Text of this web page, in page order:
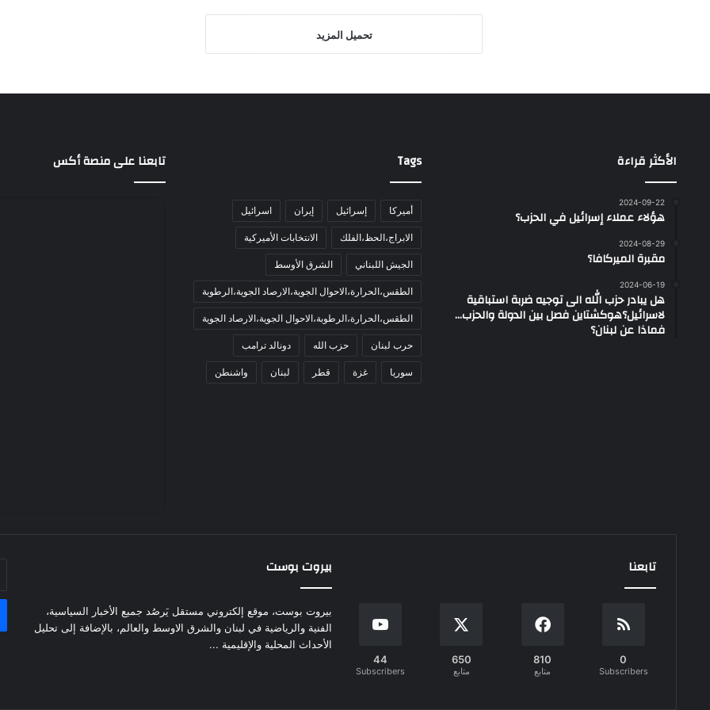
تحميل المزيد
الأكثر قراءة
2024-09-22
هؤلاء عملاء إسرائيل في الحزب؟
2024-08-29
مقبرة الميركافا؟
2024-06-19
هل يبادر حزب الله الى توجيه ضربة استباقية
لاسرائيل؟هوكشتاين فصل بين الدولة والحزب…
فماذا عن لبنان؟
Tags
أميركا إسرائيل إيران اسرائيل
الابراج،الحظ،الفلك الانتخابات الأميركية
الجيش اللبناني الشرق الأوسط
الطقس،الحرارة،الاحوال الجوية،الارصاد الجوية،الرطوبة
الطقس،الحرارة،الرطوبة،الاحوال الجوية،الارصاد الجوية
حرب لبنان حزب الله دونالد ترامب
سوريا غزة قطر لبنان واشنطن
تابعنا على منصة أكس
تابعنا
0
Subscribers
810
متابع
650
متابع
44
Subscribers
بيروت بوست
بيروت بوست، موقع إلكتروني مستقل يَرصُد جميع الأخبار السياسية،
الفنية والرياضية في لبنان والشرق الاوسط والعالم، بالإضافة إلى تحليل
الأحداث المحلية والإقليمية ...